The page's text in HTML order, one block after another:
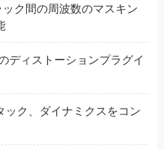
ク間の周波数のマスキン
ィストーションプラグイ
ク、ダイナミクスをコン